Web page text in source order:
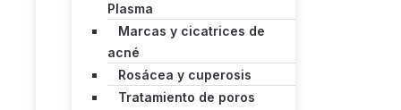
Plasma
Marcas y cicatrices de
acné
Rosácea y cuperosis
Tratamiento de poros